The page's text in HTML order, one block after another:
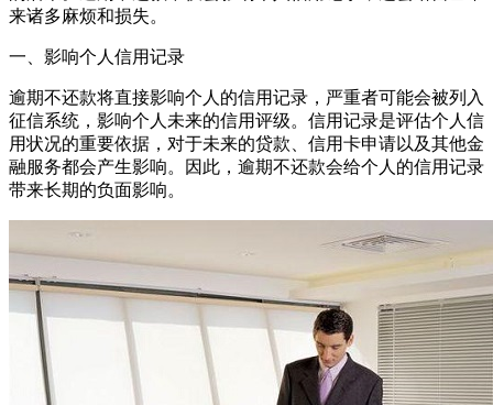
来诸多麻烦和损失。
一、影响个人信用记录
逾期不还款将直接影响个人的信用记录，严重者可能会被列入
征信系统，影响个人未来的信用评级。信用记录是评估个人信
用状况的重要依据，对于未来的贷款、信用卡申请以及其他金
融服务都会产生影响。因此，逾期不还款会给个人的信用记录
带来长期的负面影响。